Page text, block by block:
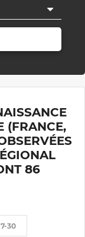
(FRANCE,
86
30